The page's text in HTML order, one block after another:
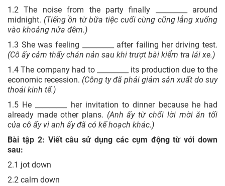
1.2 The noise from the party finally _________ around
midnight. (Tiếng ồn từ bữa tiệc cuối cùng cũng lắng xuống
vào khoảng nửa đêm.)
1.3 She was feeling _________ after failing her driving test.
(Cô ấy cảm thấy chán nản sau khi trượt bài kiểm tra lái xe.)
1.4 The company had to _________ its production due to the
economic recession. (Công ty đã phải giảm sản xuất do suy
thoái kinh tế.)
1.5 He _________ her invitation to dinner because he had
already made other plans. (Anh ấy từ chối lời mời ăn tối
của cô ấy vì anh ấy đã có kế hoạch khác.)
Bài tập 2: Viết câu sử dụng các cụm động từ với down
sau:
2.1 jot down
2.2 calm down